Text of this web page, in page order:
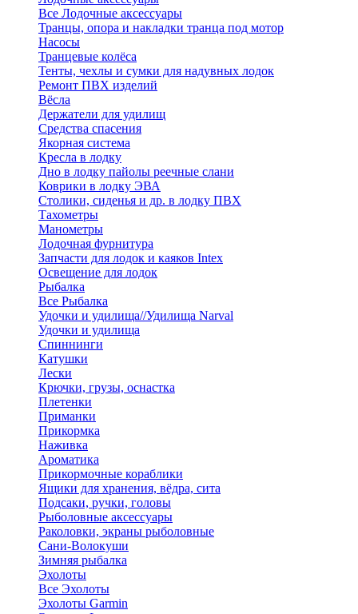
Все Лодочные аксессуары
Транцы, опора и накладки транца под мотор
Насосы
Транцевые колёса
Тенты, чехлы и сумки для надувных лодок
Ремонт ПВХ изделий
Вёсла
Держатели для удилищ
Средства спасения
Якорная система
Кресла в лодку
Дно в лодку пайолы реечные слани
Коврики в лодку ЭВА
Столики, сиденья и др. в лодку ПВХ
Тахометры
Манометры
Лодочная фурнитура
Запчасти для лодок и каяков Intex
Освещение для лодок
Рыбалка
Все Рыбалка
Удочки и удилища//Удилища Narval
Удочки и удилища
Спиннинги
Катушки
Лески
Крючки, грузы, оснастка
Плетенки
Приманки
Прикормка
Наживка
Ароматика
Прикормочные кораблики
Ящики для хранения, вёдра, сита
Подсаки, ручки, головы
Рыболовные аксессуары
Раколовки, экраны рыболовные
Сани-Волокуши
Зимняя рыбалка
Эхолоты
Все Эхолоты
Эхолоты Garmin